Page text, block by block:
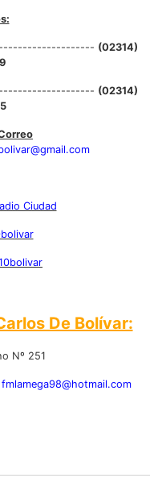
(02314)
(02314)
Ciudad
De Bolívar:
Nº 251
fmlamega98@hotmail.com